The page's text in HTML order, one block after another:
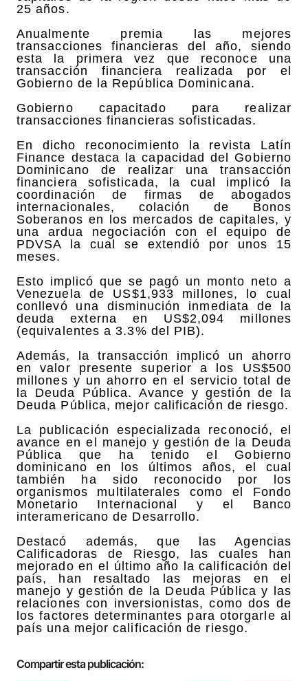
25 años.
Anualmente premia las mejores
transacciones financieras del año, siendo
esta la primera vez que reconoce una
transacción financiera realizada por el
Gobierno de la República Dominicana.
Gobierno capacitado para realizar
transacciones financieras sofisticadas.
En dicho reconocimiento la revista Latín
Finance destaca la capacidad del Gobierno
Dominicano de realizar una transacción
financiera sofisticada, la cual implicó la
coordinación de firmas de abogados
internacionales, colación de Bonos
Soberanos en los mercados de capitales, y
una ardua negociación con el equipo de
PDVSA la cual se extendió por unos 15
meses.
Esto implicó que se pagó un monto neto a
Venezuela de US$1,933 millones, lo cual
conllevó una disminución inmediata de la
deuda externa en US$2,094 millones
(equivalentes a 3.3% del PIB).
Además, la transacción implicó un ahorro
en valor presente superior a los US$500
millones y un ahorro en el servicio total de
la Deuda Pública. Avance y gestión de la
Deuda Pública, mejor calificación de riesgo.
La publicación especializada reconoció, el
avance en el manejo y gestión de la Deuda
Pública que ha tenido el Gobierno
dominicano en los últimos años, el cual
también ha sido reconocido por los
organismos multilaterales como el Fondo
Monetario Internacional y el Banco
interamericano de Desarrollo.
Destacó además, que las Agencias
Calificadoras de Riesgo, las cuales han
mejorado en el último año la calificación del
país, han resaltado las mejoras en el
manejo y gestión de la Deuda Pública y las
relaciones con inversionistas, como dos de
los factores determinantes para otorgarle al
país una mejor calificación de riesgo.
Compartir esta publicación: